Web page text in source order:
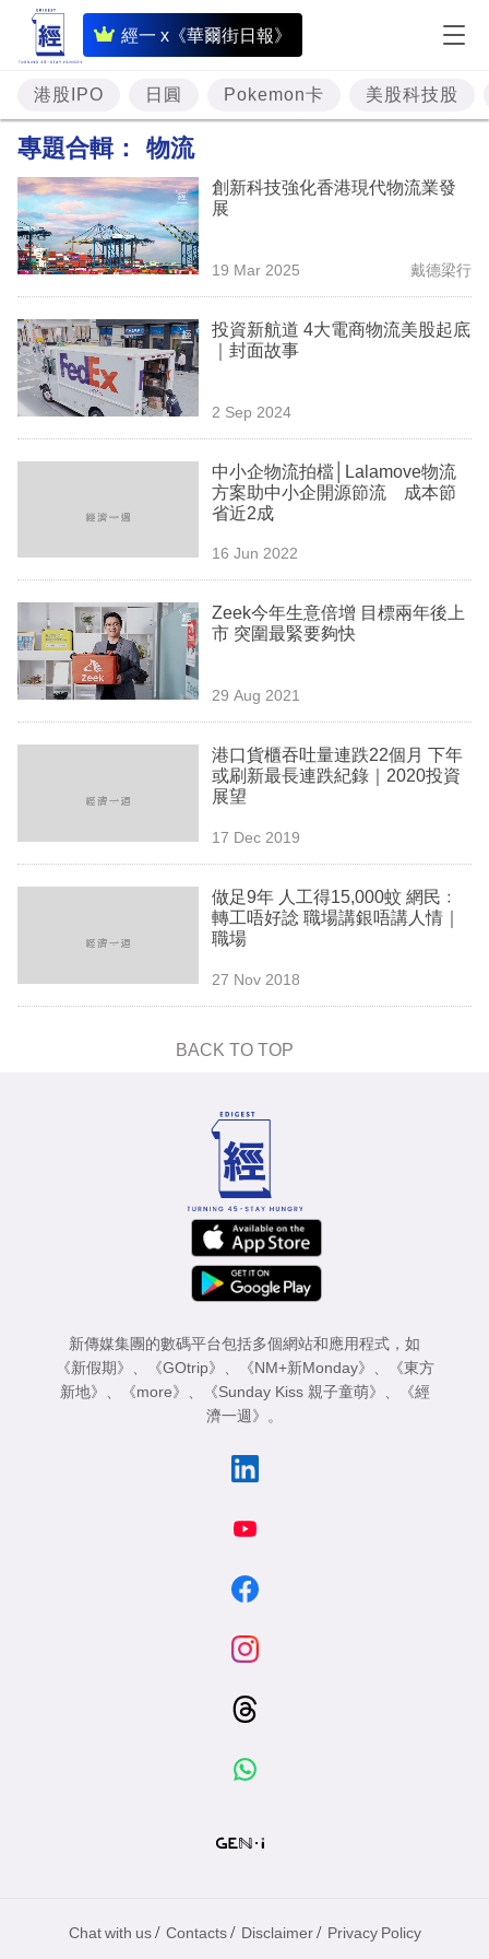
經一 x《華爾街日報》
即
時
財
經
題
投
資
樓
市
理
技
職
場
生
欄
港股IPO 日圓 Pokemon卡 美股科技股
專題合輯： 物流
創新科技強化香港現代物流業發
展
19 Mar 2025 戴德梁行
投資新航道 4大電商物流美股起底
｜封面故事
2 Sep 2024
中小企物流拍檔│Lalamove物流
方案助中小企開源節流 成本節
省近2成
16 Jun 2022
Zeek今年生意倍增 目標兩年後上
市 突圍最緊要夠快
29 Aug 2021
港口貨櫃吞吐量連跌22個月 下年
或刷新最長連跌紀錄｜2020投資
展望
17 Dec 2019
做足9年 人工得15,000蚊 網民﹕
轉工唔好諗 職場講銀唔講人情｜
職場
27 Nov 2018
BACK TO TOP
新傳媒集團的數碼平台包括多個網站和應用程式，如
《新假期》
《GOtrip》 《NM+新Monday》
《東方
新地》
《more》 《Sunday Kiss 親子童萌》
《經
濟一週》
。
Chat with us / Contacts / Disclaimer / Privacy Policy